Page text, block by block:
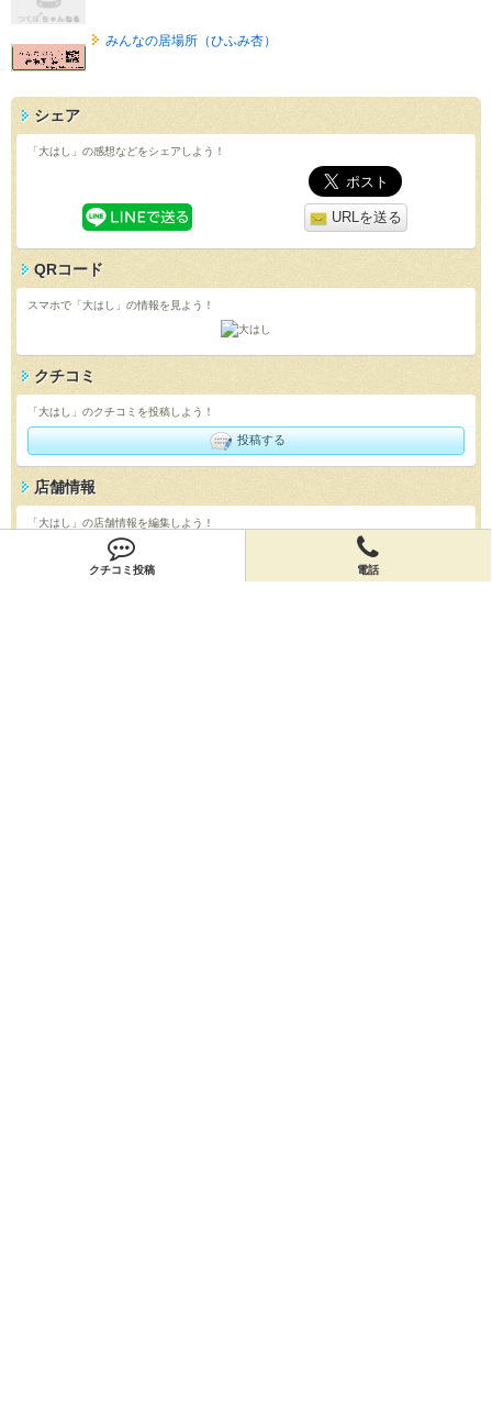
クチコミ投稿 電話
みんなの居場所（ひふみ杏）
シェア
「大はし」の感想などをシェアしよう！
URLを送る
QRコード
スマホで「大はし」の情報を見よう！
クチコミ
「大はし」のクチコミを投稿しよう！
投稿する
店舗情報
「大はし」の店舗情報を編集しよう！